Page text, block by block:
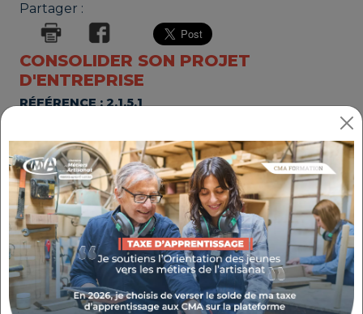
Partager :
CONSOLIDER SON PROJET
D'ENTREPRISE
RÉFÉRENCE : 2.1.5.1
Prochaines sessions:
CMA PACA / Bouches-du-Rhône (13) - 2
RUE DE LA FOURANE - le 20/08/2026;
Inscription avant le 20/08/2026
Agence de Digne-les-Bains - 15 RUE
MALDONAT - le 03/09/2026;
Inscription avant le 03/09/2026